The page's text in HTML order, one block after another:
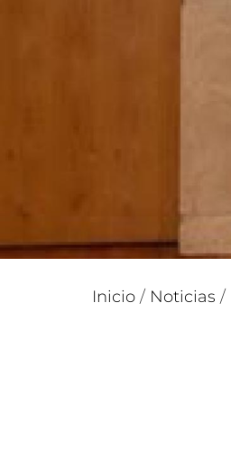
Inicio / Noticias /